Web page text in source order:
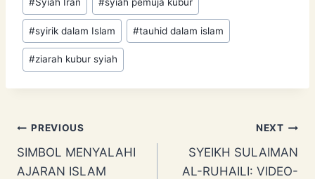
#syirik dalam Islam #tauhid dalam islam
#ziarah kubur syiah
Post
navigation
PREVIOUS
SIMBOL MENYALAHI
AJARAN ISLAM
NEXT
SYEIKH SULAIMAN
AL-RUHAILI: VIDEO-